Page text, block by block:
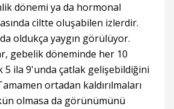
dönemi ya da hormonal
ciltte oluşabilen izlerdir.
oldukça yaygın görülüyor.
gebelik döneminde her 10
5 ila 9'unda çatlak gelişebildiğini
ortadan kaldırılmaları
olmasa da görünümünü